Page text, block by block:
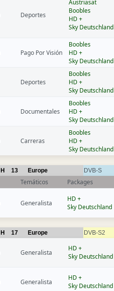
Deportes
Austriasat
Boobles
HD +
Sky Deutschland
Pago Por Visión
Boobles
HD +
Sky Deutschland
Deportes
Boobles
HD +
Sky Deutschland
Documentales
Boobles
HD +
Sky Deutschland
Carreras
Boobles
HD +
Sky Deutschland
H 13 Europe DVB-S
Temáticos Packages
Generalista
HD +
Sky Deutschland
H 17 Europe DVB-S2
Generalista
HD +
Sky Deutschland
Generalista
HD +
Sky Deutschland